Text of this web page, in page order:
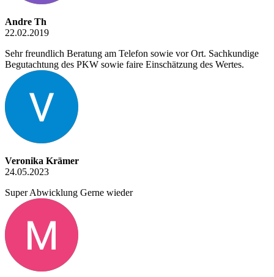
Andre Th
22.02.2019
Sehr freundlich Beratung am Telefon sowie vor Ort. Sachkundige
Begutachtung des PKW sowie faire Einschätzung des Wertes.
Veronika Krämer
24.05.2023
Super Abwicklung Gerne wieder